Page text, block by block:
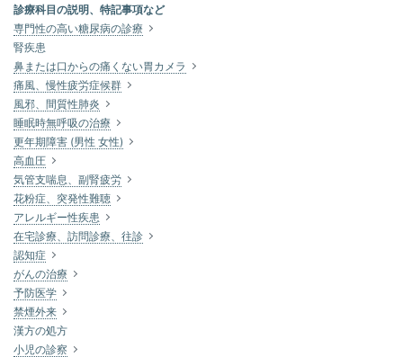
診療科目の説明、特記事項など
専門性の高い糖尿病の診療
腎疾患
鼻または口からの痛くない胃カメラ
痛風、慢性疲労症候群
風邪、間質性肺炎
睡眠時無呼吸の治療
更年期障害 (男性 女性)
高血圧
気管支喘息、副腎疲労
花粉症、突発性難聴
アレルギー性疾患
在宅診療、訪問診療、往診
認知症
がんの治療
予防医学
禁煙外来
漢方の処方
小児の診察